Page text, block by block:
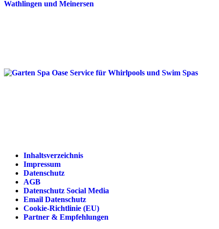
Inhaltsverzeichnis
Impressum
Datenschutz
AGB
Datenschutz Social Media
Email Datenschutz
Cookie-Richtlinie (EU)
Partner & Empfehlungen